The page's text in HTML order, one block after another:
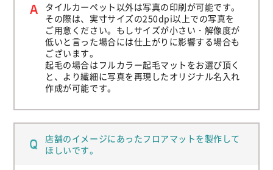
タイルカーペット以外は写真の印刷が可能です。
その際は、実寸サイズの250dpi以上での写真を
ご用意ください。もしサイズが小さい・解像度が
低いと言った場合には仕上がりに影響する場合も
ございます。
起毛の場合はフルカラー起毛マットをお選び頂く
と、より繊細に写真を再現したオリジナル名入れ
作成が可能です。
店舗のイメージにあったフロアマットを製作して
ほしいです。